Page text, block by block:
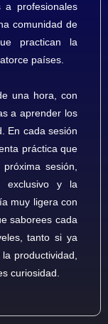
a profesionales
comunidad de
practican la
países.
una hora, con
a aprender los
En cada sesión
práctica que
sesión,
exclusivo y la
muy ligera con
saborees cada
tanto si ya
productividad,
curiosidad.